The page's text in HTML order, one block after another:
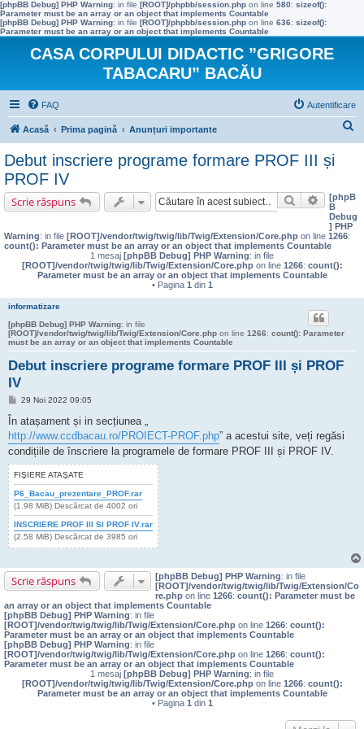
[phpBB Debug] PHP Warning: in file [ROOT]/phpbb/session.php on line 580: sizeof():
Parameter must be an array or an object that implements Countable
[phpBB Debug] PHP Warning: in file [ROOT]/phpbb/session.php on line 636: sizeof():
Parameter must be an array or an object that implements Countable
CASA CORPULUI DIDACTIC ”GRIGORE
TABACARU” BACĂU
FAQ Autentificare
Acasă Prima pagină Anunțuri importante
Debut inscriere programe formare PROF III și
PROF IV
Scrie răspuns Căutare[phpB
B
Debug
] PHP
Warning: in file [ROOT]/vendor/twig/twig/lib/Twig/Extension/Core.php on line 1266:
count(): Parameter must be an array or an object that implements Countable
1 mesaj [phpBB Debug] PHP Warning: in file
[ROOT]/vendor/twig/twig/lib/Twig/Extension/Core.phpon line 1266: count():
Parameter must be an array or an object that implements Countable
• Pagina 1 din 1
informatizare
[phpBB Debug] PHP Warning: in file
[ROOT]/vendor/twig/twig/lib/Twig/Extension/Core.php on line 1266: count(): Parameter
must be an array or an object that implements Countable
Debut inscriere programe formare PROF III și PROF
IV
M
s
j
29 Noi 2022 09:05
În atașament și in secțiunea „
http://www.ccdbacau.ro/PROIECT-PROF.php” a acestui site, veți regăsi
condițiile de înscriere la programele de formare PROF III și PROF IV.
FIŞIERE ATAŞATE
P6_Bacau_prezentare_PROF.rar
(1.98 MiB) Descărcat de 4002 ori
INSCRIERE PROF III SI PROF IV.rar
(2.58 MiB) Descărcat de 3985 ori
Scrie răspuns [phpBB Debug] PHP Warning: in file
[ROOT]/vendor/twig/twig/lib/Twig/Extension/Co
re.php on line 1266: count(): Parameter must be
an array or an object that implements Countable
[phpBB Debug] PHP Warning: in file
[ROOT]/vendor/twig/twig/lib/Twig/Extension/Core.php on line 1266: count():
Parameter must be an array or an object that implements Countable
[phpBB Debug] PHP Warning: in file
[ROOT]/vendor/twig/twig/lib/Twig/Extension/Core.php on line 1266: count():
Parameter must be an array or an object that implements Countable
1 mesaj [phpBB Debug] PHP Warning: in file
[ROOT]/vendor/twig/twig/lib/Twig/Extension/Core.phpon line 1266: count():
Parameter must be an array or an object that implements Countable
• Pagina 1 din 1